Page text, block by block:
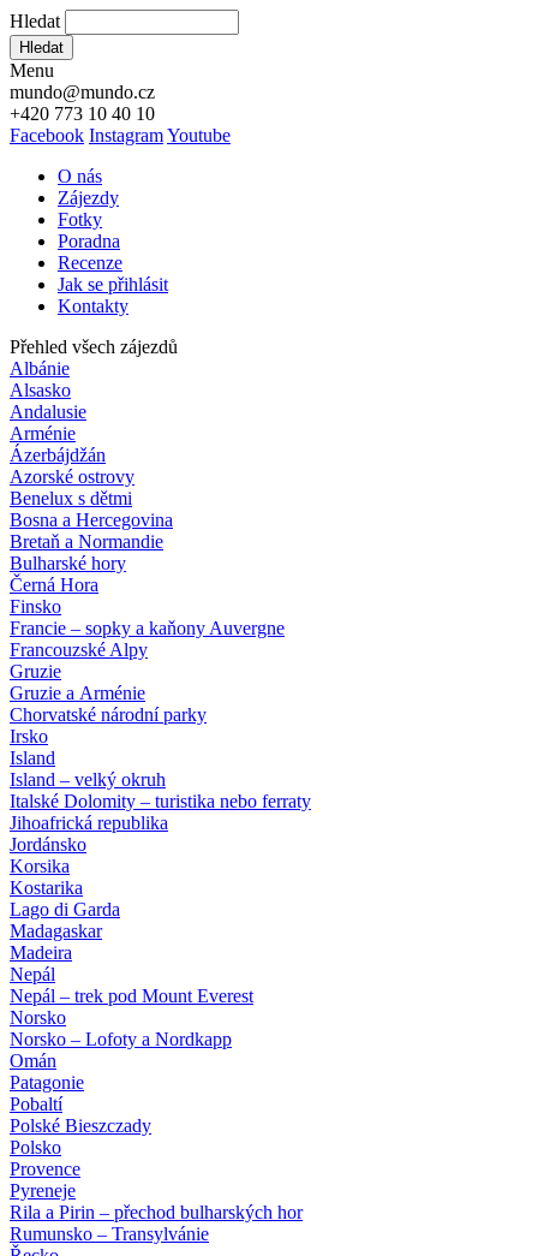
Hledat
Hledat
Menu
mundo@mundo.cz
+420 773 10 40 10
Facebook InstagramYoutube
O nás
Zájezdy
Fotky
Poradna
Recenze
Jak se přihlásit
Kontakty
Přehled všech zájezdů
Albánie
Alsasko
Andalusie
Arménie
Ázerbájdžán
Azorské ostrovy
Benelux s dětmi
Bosna a Hercegovina
Bretaň a Normandie
Bulharské hory
Černá Hora
Finsko
Francie – sopky a kaňony Auvergne
Francouzské Alpy
Gruzie
Gruzie a Arménie
Chorvatské národní parky
Irsko
Island
Island – velký okruh
Italské Dolomity – turistika nebo ferraty
Jihoafrická republika
Jordánsko
Korsika
Kostarika
Lago di Garda
Madagaskar
Madeira
Nepál
Nepál – trek pod Mount Everest
Norsko
Norsko – Lofoty a Nordkapp
Omán
Patagonie
Pobaltí
Polské Bieszczady
Polsko
Provence
Pyreneje
Rila a Pirin – přechod bulharských hor
Rumunsko – Transylvánie